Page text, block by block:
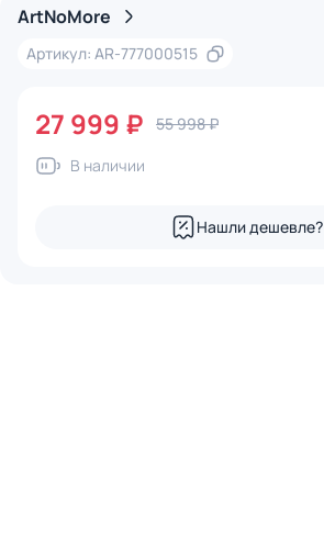
ArtNoMore
Артикул: AR-777000515
27 999 ₽ 55 998 ₽
В наличии
Нашли дешевле?